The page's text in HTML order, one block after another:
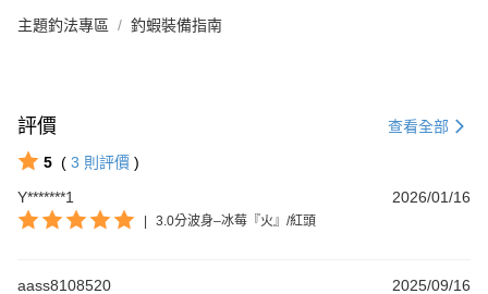
主題釣法專區 釣蝦裝備指南
評價 查看全部
5 ( 3 則評價 )
Y*******1
2026/01/16
3.0分波身–冰莓『火』/紅頭
aass8108520 2025/09/16